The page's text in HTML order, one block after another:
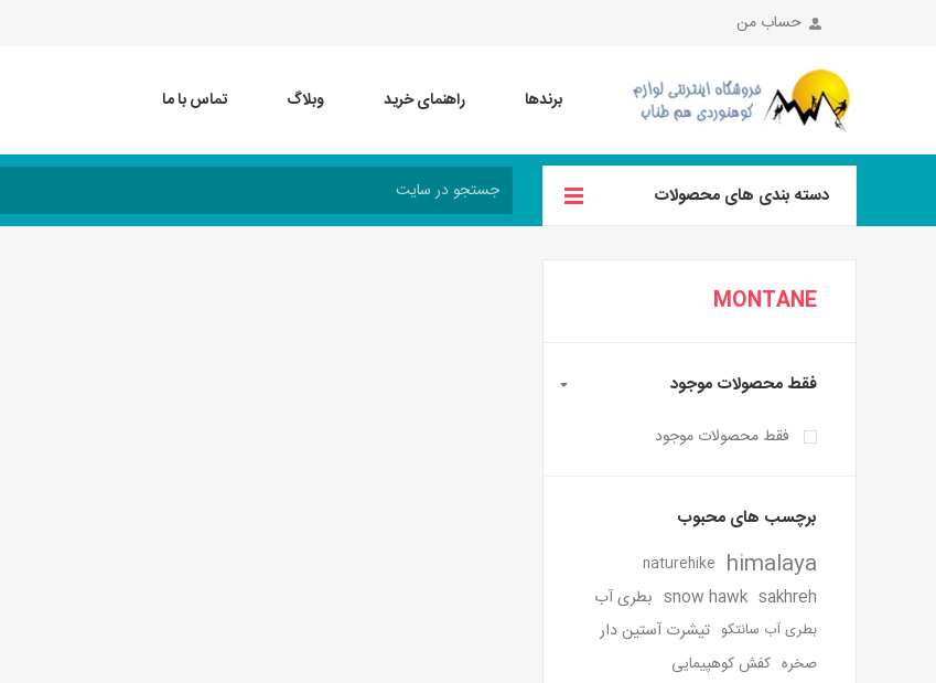
حساب من
برندها راهنمای خرید وبلاگ تماس با ما
دسته بندی های محصولات
MONTANE
فقط محصولات موجود
فقط محصولات موجود
برچسب های محبوب
himalaya
naturehike
sakhreh
snow hawk بطری آب
بطری آب سانتکو تیشرت آستین دار
صخره کفش کوهپیمایی